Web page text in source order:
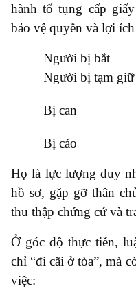
hành tố tụng cấp
bảo vệ quyền và lợi
Người bị bắt
Người bị tạm giữ
Bị can
Bị cáo
Họ là lực lượng duy
hồ sơ, gặp gỡ thân
thu thập chứng cứ và
Ở góc độ thực tiễn,
chỉ “đi cãi ở tòa”, mà
việc: